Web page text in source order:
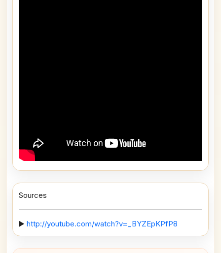
Sources
▶️ http://youtube.com/watch?v=_BYZEpKPfP8